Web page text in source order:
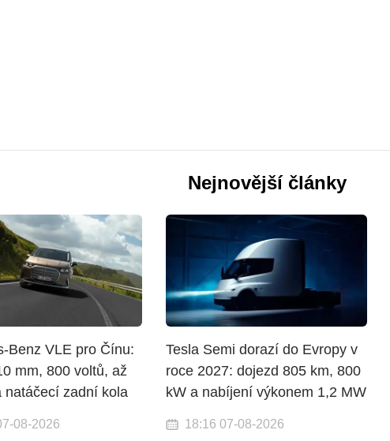
Nejnovější články
Benz VLE pro Čínu:
mm, 800 voltů, až
natáčecí zadní kola
08-2026
Tesla Semi dorazí do Evropy v
roce 2027: dojezd 805 km, 800
kW a nabíjení výkonem 1,2 MW
18:16 07-08-2026